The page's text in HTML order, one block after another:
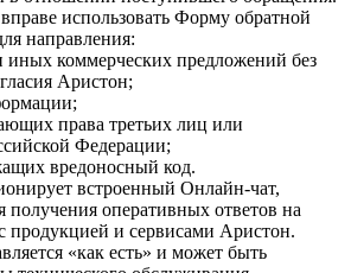
использовать Форму обратной
направления:
иных коммерческих предложений без
Аристон;
права третьих лиц или
Федерации;
вредоносный код.
встроенный Онлайн-чат,
получения оперативных ответов на
продукцией и сервисами Аристон.
«как есть» и может быть